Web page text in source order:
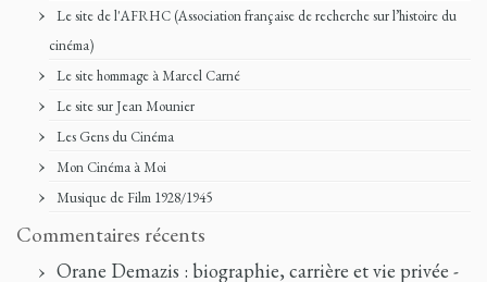
Le site de l'AFRHC (Association française de recherche sur l’histoire du
cinéma)
Le site hommage à Marcel Carné
Le site sur Jean Mounier
Les Gens du Cinéma
Mon Cinéma à Moi
Musique de Film 1928/1945
Commentaires récents
Orane Demazis : biographie, carrière et vie privée -